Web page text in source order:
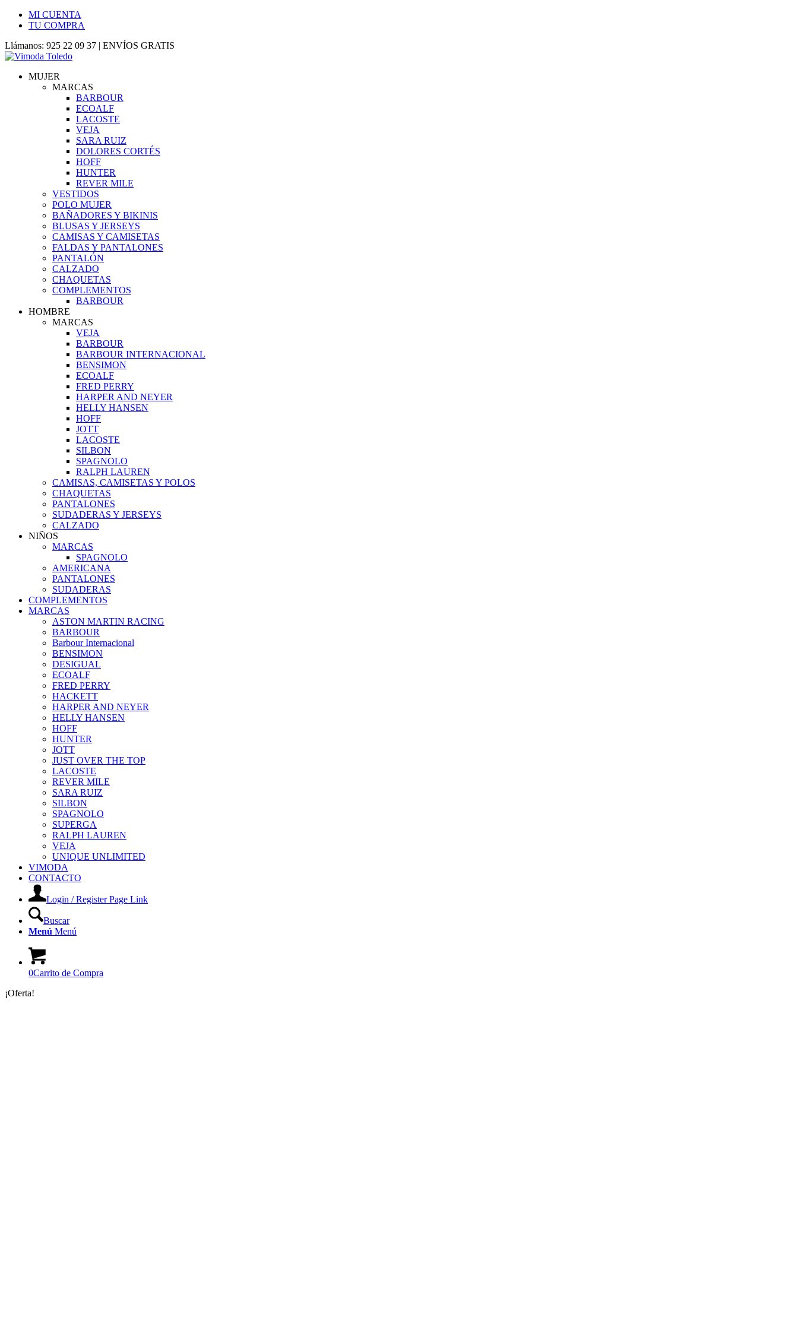
MI CUENTA
TU COMPRA
Llámanos: 925 22 09 37 | ENVÍOS GRATIS
MUJER
MARCAS
BARBOUR
ECOALF
LACOSTE
VEJA
SARA RUIZ
DOLORES CORTÉS
HOFF
HUNTER
REVER MILE
VESTIDOS
POLO MUJER
BAÑADORES Y BIKINIS
BLUSAS Y JERSEYS
CAMISAS Y CAMISETAS
FALDAS Y PANTALONES
PANTALÓN
CALZADO
CHAQUETAS
COMPLEMENTOS
BARBOUR
HOMBRE
MARCAS
VEJA
BARBOUR
BARBOUR INTERNACIONAL
BENSIMON
ECOALF
FRED PERRY
HARPER AND NEYER
HELLY HANSEN
HOFF
JOTT
LACOSTE
SILBON
SPAGNOLO
RALPH LAUREN
CAMISAS, CAMISETAS Y POLOS
CHAQUETAS
PANTALONES
SUDADERAS Y JERSEYS
CALZADO
NIÑOS
MARCAS
SPAGNOLO
AMERICANA
PANTALONES
SUDADERAS
COMPLEMENTOS
MARCAS
ASTON MARTIN RACING
BARBOUR
Barbour Internacional
BENSIMON
DESIGUAL
ECOALF
FRED PERRY
HACKETT
HARPER AND NEYER
HELLY HANSEN
HOFF
HUNTER
JOTT
JUST OVER THE TOP
LACOSTE
REVER MILE
SARA RUIZ
SILBON
SPAGNOLO
SUPERGA
RALPH LAUREN
VEJA
UNIQUE UNLIMITED
VIMODA
CONTACTO
Login / Register Page Link
Buscar
Menú Menú
0Carrito de Compra
¡Oferta!